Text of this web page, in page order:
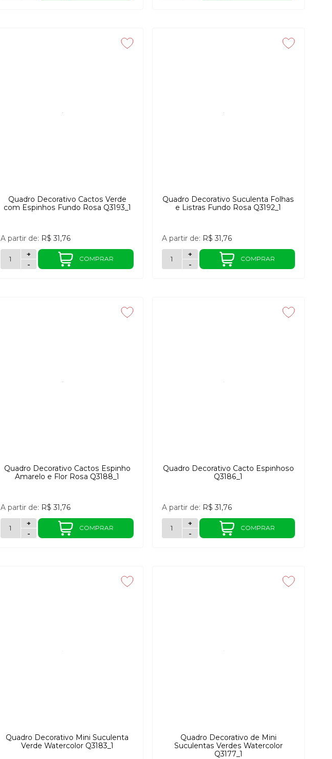
Quadro Decorativo Cactos Verde
com Espinhos Fundo Rosa Q3193_1
A partir de: R$ 31,76
-
+
COMPRAR
Quadro Decorativo Suculenta Folhas
e Listras Fundo Rosa Q3192_1
A partir de: R$ 31,76
-
+
COMPRAR
Quadro Decorativo Cactos Espinho
Amarelo e Flor Rosa Q3188_1
A partir de: R$ 31,76
-
+
COMPRAR
Quadro Decorativo Cacto Espinhoso
Q3186_1
A partir de: R$ 31,76
-
+
COMPRAR
Quadro Decorativo Mini Suculenta
Verde Watercolor Q3183_1
Quadro Decorativo de Mini
Suculentas Verdes Watercolor
Q3177_1